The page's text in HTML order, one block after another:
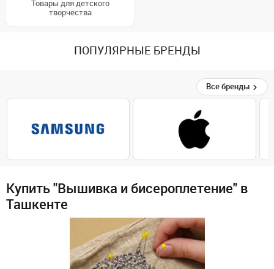
Товары для детского
творчества
ПОПУЛЯРНЫЕ БРЕНДЫ
Все бренды
Купить "Вышивка и бисероплетение" в
Ташкенте